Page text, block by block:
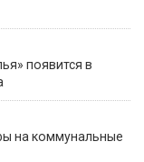
появится в
на коммунальные